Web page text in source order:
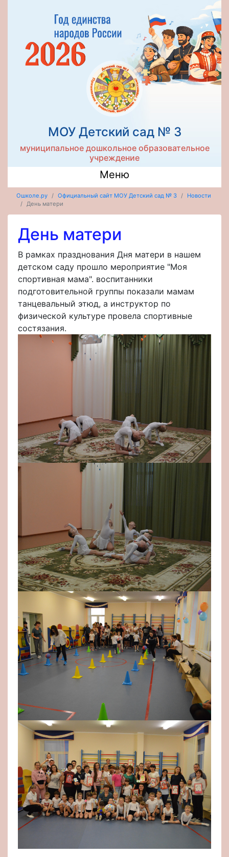
МОУ Детский сад № 3
муниципальное дошкольное образовательное
учреждение
Меню
Ошколе.ру Официальный сайт МОУ Детский сад № 3
Новости
День матери
День матери
В рамках празднования Дня матери в нашем
детском саду прошло мероприятие "Моя
спортивная мама". воспитанники
подготовительной группы показали мамам
танцевальный этюд, а инструктор по
физической культуре провела спортивные
состязания.